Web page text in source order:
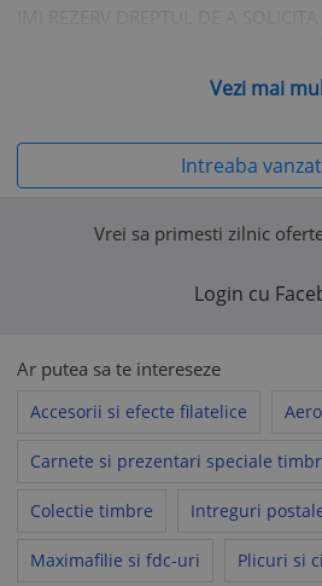
SUS PLATA SE FACE EXCLUSIV
Vă rugăm să aveți în vedere că
vânzătorului nu pot contraveni
utilizare al www.okazii.ro, nici
încalcă legea sau Acordul de
Acordului de
Vezi mai
Intreaba
Vrei sa primesti zilnic
Login cu
Ar putea sa te intereseze
Accesorii si efecte filatelice
Carnete si prezentari speciale
Colectie timbre Intreguri
Maximafilie si fdc-uri Plicuri si